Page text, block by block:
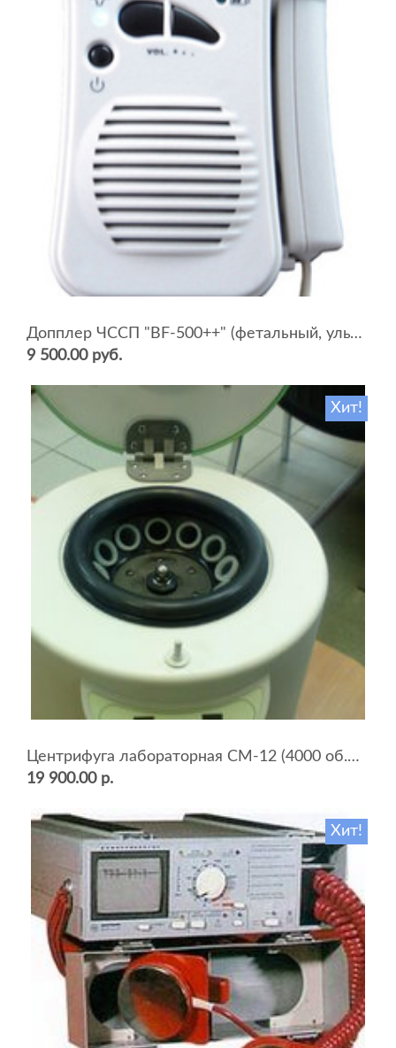
Допплер ЧССП "BF-500++" (фетальный, ультразвуковой)
9 500.00 руб.
Хит!
Центрифуга лабораторная СМ-12 (4000 об.мин, 12 пробирок)
19 900.00 р.
Хит!